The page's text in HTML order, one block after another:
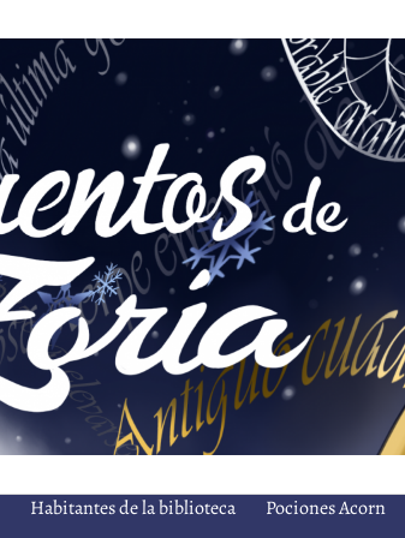
Habitantes de la biblioteca Pociones Acorn